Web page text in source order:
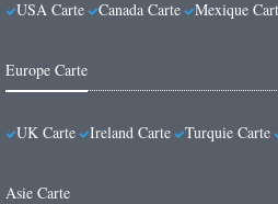
USA Carte Canada Carte Mexique
Europe Carte
UK Carte Ireland Carte Turquie Carte
Asie Carte